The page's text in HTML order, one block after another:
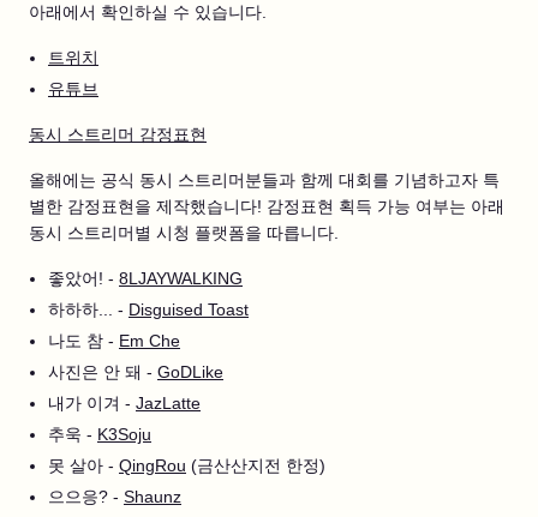
아래에서 확인하실 수 있습니다.
트위치
유튜브
동시 스트리머 감정표현
올해에는 공식 동시 스트리머분들과 함께 대회를 기념하고자 특
별한 감정표현을 제작했습니다! 감정표현 획득 가능 여부는 아래
동시 스트리머별 시청 플랫폼을 따릅니다.
좋았어! - 8LJAYWALKING
하하하... - Disguised Toast
나도 참 - Em Che
사진은 안 돼 - GoDLike
내가 이겨 - JazLatte
추욱 - K3Soju
못 살아 - QingRou (금산산지전 한정)
으으응? - Shaunz